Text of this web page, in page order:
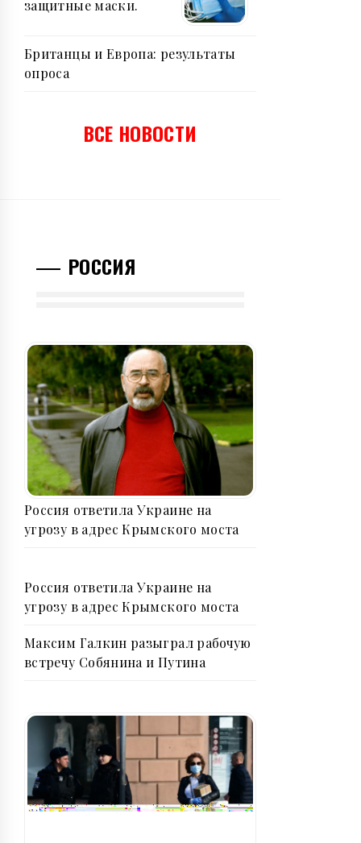
защитные маски.
Британцы и Европа: результаты
опроса
ВСЕ НОВОСТИ
РОССИЯ
Россия ответила Украине на
угрозу в адрес Крымского моста
Россия ответила Украине на
угрозу в адрес Крымского моста
Максим Галкин разыграл рабочую
встречу Собянина и Путина